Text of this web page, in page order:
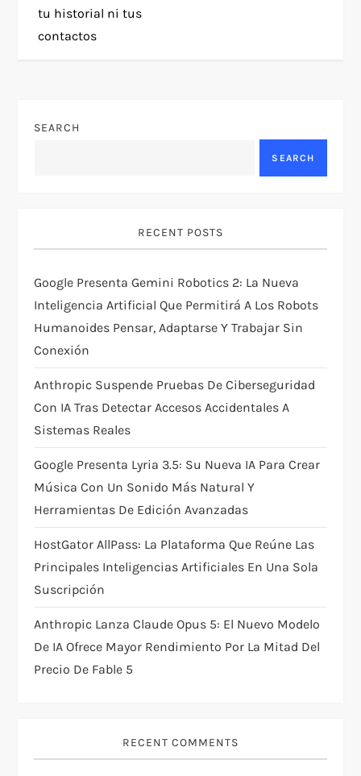
t
v
a
t
i
o
n
tu historial ni tus
contactos
SEARCH
SEARCH
RECENT POSTS
Google Presenta Gemini Robotics 2: La Nueva
Inteligencia Artificial Que Permitirá A Los Robots
Humanoides Pensar, Adaptarse Y Trabajar Sin
Conexión
Anthropic Suspende Pruebas De Ciberseguridad
Con IA Tras Detectar Accesos Accidentales A
Sistemas Reales
Google Presenta Lyria 3.5: Su Nueva IA Para Crear
Música Con Un Sonido Más Natural Y
Herramientas De Edición Avanzadas
HostGator AllPass: La Plataforma Que Reúne Las
Principales Inteligencias Artificiales En Una Sola
Suscripción
Anthropic Lanza Claude Opus 5: El Nuevo Modelo
De IA Ofrece Mayor Rendimiento Por La Mitad Del
Precio De Fable 5
RECENT COMMENTS